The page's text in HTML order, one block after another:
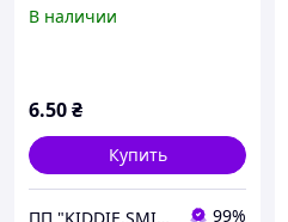
В наличии
6.50₴
Купить
ПП "KIDDIE.SMILE" 99%